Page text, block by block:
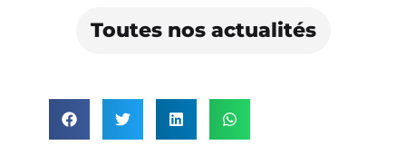
Toutes nos actualités